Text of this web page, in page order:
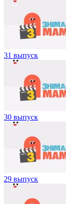
31 выпуск
30 выпуск
29 выпуск